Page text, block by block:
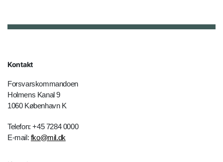
Kontakt
Forsvarskommandoen
Holmens Kanal 9
1060 København K
Telefon: +45 7284 0000
E-mail: fko@mil.dk